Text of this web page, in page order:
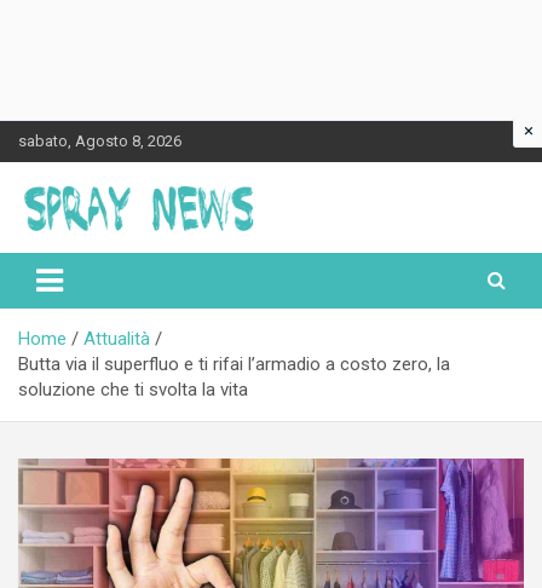
to
content
sabato, Agosto 8, 2026
Spraynews.it
Home
Attualità
Butta via il superfluo e ti rifai l’armadio a costo zero, la
soluzione che ti svolta la vita
×